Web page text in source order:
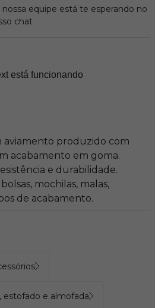
nossa equipe está te esperando no
chat
está funcionando
aviamento produzido com
acabamento em goma.
e durabilidade.
mochilas, malas,
de acabamento.
estofado e almofada